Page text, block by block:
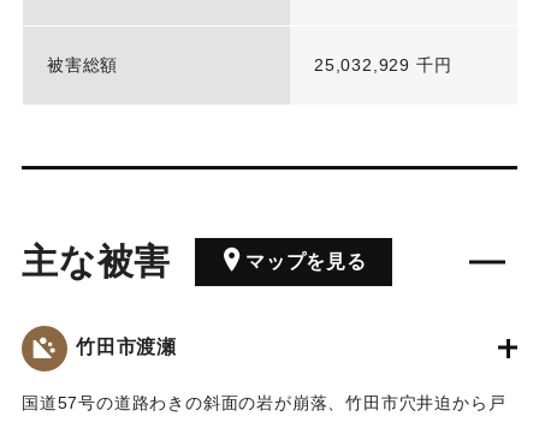
被害総額 25,032,929 千円
主な被害 マップを見る
竹田市渡瀬
国道57号の道路わきの斜面の岩が崩落、竹田市穴井迫から戸